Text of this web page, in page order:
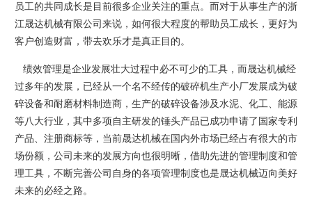
员工的共同成长是目前很多企业关注的重点。而对于从事生产的浙
江晟达机械有限公司来说，如何很大程度的帮助员工成长，更好为
客户创造财富，带去欢乐才是真正目的。
绩效管理是企业发展壮大过程中必不可少的工具，而 晟达机械经
过多年的发展，已经从一个名不经传的破碎机生产小厂发展成为破
碎设备和耐磨材料制造商，生产的破碎设备涉及水泥、化工、能源
等八大行业，其中多项自主研发的锤头产品已成功申请了国家专利
产品、注册商标等，当前晟达机械在国内外市场已经占有很大的市
场份额，公司未来的发展方向也很明晰，借助先进的管理制度和管
理工具，不断完善公司自身的各项管理制度也是 晟达机械迈向美好
未来的必经之路。